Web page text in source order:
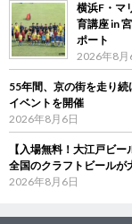
横浜F・マ
育講座 in
ポート
2026年8月
55年間、京の街を走り
イベントを開催
2026年8月6日
【入場無料！大江戸ビ
全国のクラフトビールが
2026年8月6日